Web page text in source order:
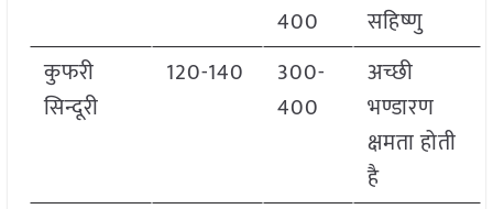
400
सहिष्णु
कुफरी
सिन्दूरी
120-140
300-
400
अच्छी
भण्डारण
क्षमता होती
है